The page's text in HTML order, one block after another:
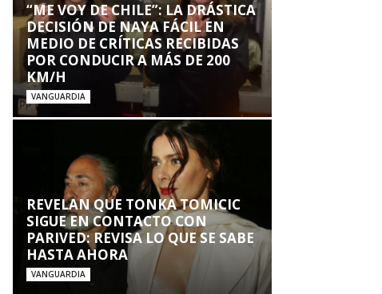
“ME VOY DE CHILE”: LA DRÁSTICA
DECISIÓN DE NAYA FÁCIL EN
MEDIO DE CRÍTICAS RECIBIDAS
POR CONDUCIR A MÁS DE 200
KM/H
VANGUARDIA
REVELAN QUE TONKA TOMICIC
SIGUE EN CONTACTO CON
PARIVED: REVISA LO QUE SE SABE
HASTA AHORA
VANGUARDIA